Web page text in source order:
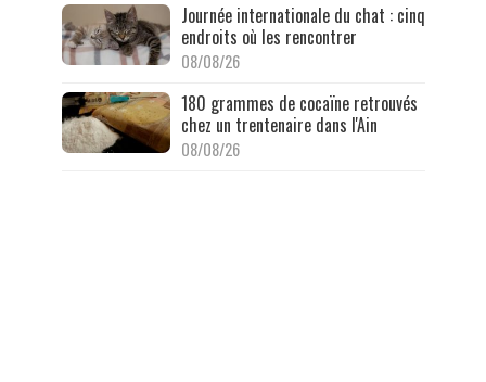
Journée internationale du chat : cinq
endroits où les rencontrer
08/08/26
180 grammes de cocaïne retrouvés
chez un trentenaire dans l'Ain
08/08/26